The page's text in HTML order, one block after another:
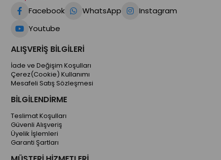
Facebook WhatsApp
Instagram
Youtube
ALIŞVERİŞ BİLGİLERİ
İade ve Değişim Koşulları
Çerez(Cookie) Kullanımı
Mesafeli Satış Sözleşmesi
BİLGİLENDİRME
Teslimat Koşulları
Güvenli Alışveriş
Üyelik İşlemleri
Garanti Şartları